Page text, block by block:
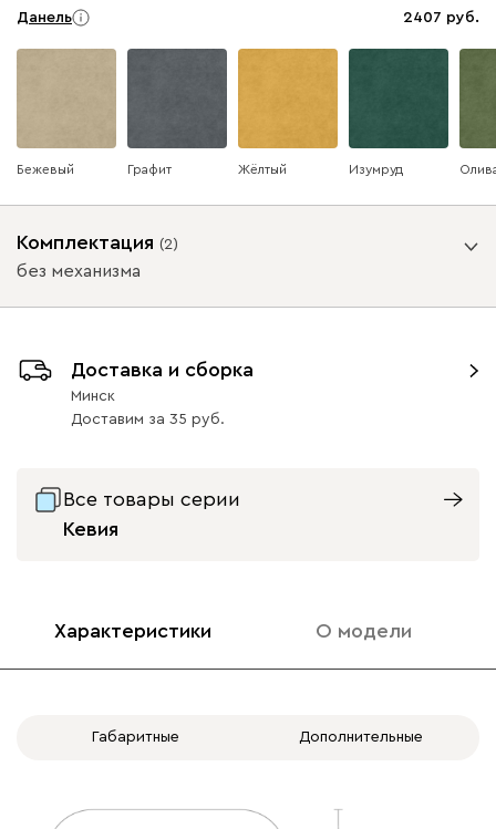
Данель 2407
Бежевый Графит Жёлтый Изумруд
Ультра
Айвори (Ivory)
(Mustard)
Бентори
Бежевый Графит Олива
Комплектация (2)
без механизма
без механизма с механизмом
Доставка и сборка
Минск
Доставим за 35
Все товары серии
Кевия
Характеристики О модели
Габаритные Дополнительные